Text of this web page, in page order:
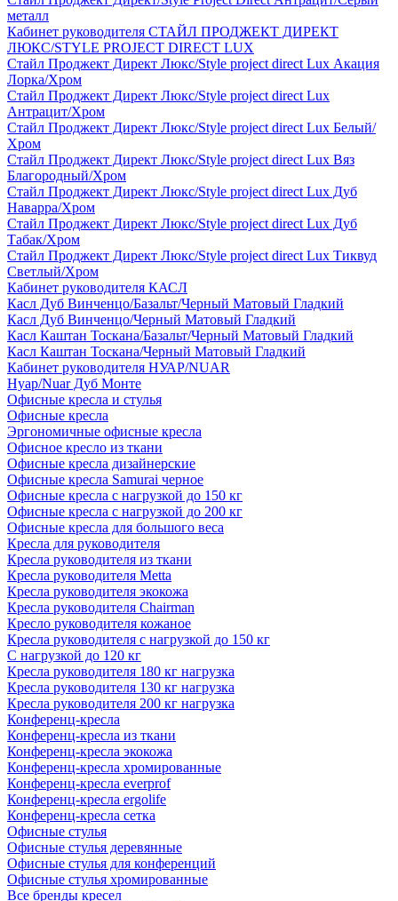
металл
Кабинет руководителя СТАЙЛ ПРОДЖЕКТ ДИРЕКТ
ЛЮКС/STYLE PROJECT DIRECT LUX
Стайл Проджект Директ Люкс/Style project direct Lux Акация
Лорка/Хром
Стайл Проджект Директ Люкс/Style project direct Lux
Антрацит/Хром
Стайл Проджект Директ Люкс/Style project direct Lux Белый/
Хром
Стайл Проджект Директ Люкс/Style project direct Lux Вяз
Благородный/Хром
Стайл Проджект Директ Люкс/Style project direct Lux Дуб
Наварра/Хром
Стайл Проджект Директ Люкс/Style project direct Lux Дуб
Табак/Хром
Стайл Проджект Директ Люкс/Style project direct Lux Тиквуд
Светлый/Хром
Кабинет руководителя КАСЛ
Касл Дуб Винченцо/Базальт/Черный Матовый Гладкий
Касл Дуб Винченцо/Черный Матовый Гладкий
Касл Каштан Тоскана/Базальт/Черный Матовый Гладкий
Касл Каштан Тоскана/Черный Матовый Гладкий
Кабинет руководителя НУАР/NUAR
Нуар/Nuar Дуб Монте
Офисные кресла и стулья
Офисные кресла
Эргономичные офисные кресла
Офисное кресло из ткани
Офисные кресла дизайнерские
Офисные кресла Samurai черное
Офисные кресла с нагрузкой до 150 кг
Офисные кресла с нагрузкой до 200 кг
Офисные кресла для большого веса
Кресла для руководителя
Кресла руководителя из ткани
Кресла руководителя Metta
Кресла руководителя экокожа
Кресла руководителя Chairman
Кресло руководителя кожаное
Кресла руководителя с нагрузкой до 150 кг
С нагрузкой до 120 кг
Кресла руководителя 180 кг нагрузка
Кресла руководителя 130 кг нагрузка
Кресла руководителя 200 кг нагрузка
Конференц-кресла
Конференц-кресла из ткани
Конференц-кресла экокожа
Конференц-кресла хромированные
Конференц-кресла everprof
Конференц-кресла ergolife
Конференц-кресла сетка
Офисные стулья
Офисные стулья деревянные
Офисные стулья для конференций
Офисные стулья хромированные
Все бренды кресел